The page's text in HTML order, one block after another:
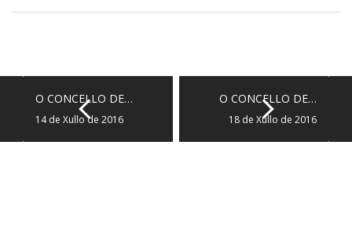
O CONCELLO DE…
14 de Xullo de 2016
O CONCELLO DE…
18 de Xullo de 2016